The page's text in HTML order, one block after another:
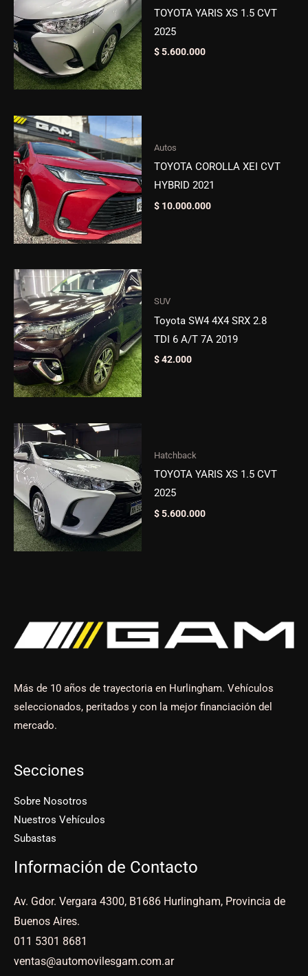
TOYOTA YARIS XS 1.5 CVT
2025
$5.600.000
Autos
TOYOTA COROLLA XEI CVT
HYBRID 2021
$ 10.000.000
SUV
Toyota SW4 4X4 SRX 2.8
TDI 6 A/T 7A 2019
$42.000
Hatchback
TOYOTA YARIS XS 1.5 CVT
2025
$5.600.000
Más de 10 años de trayectoria en Hurlingham. Vehículos
seleccionados, peritados y con la mejor financiación del
mercado.
Secciones
Sobre Nosotros
Nuestros Vehículos
Subastas
Información de Contacto
Av. Gdor. Vergara 4300, B1686 Hurlingham, Provincia de
Buenos Aires.
011 5301 8681
ventas@automovilesgam.com.ar